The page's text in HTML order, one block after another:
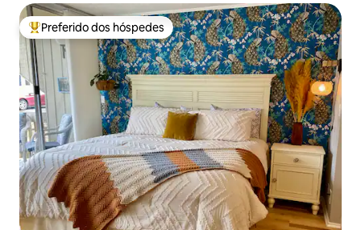
Entre os melhores preferidos dos hóspedes
Preferido dos hóspedes